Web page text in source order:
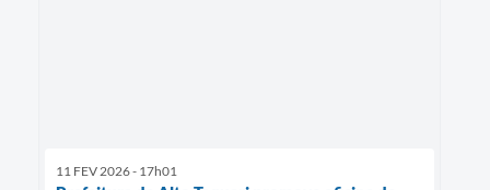
11 FEV 2026 - 17h01